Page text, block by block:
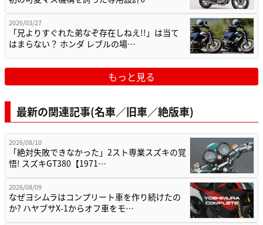
2026/03/27
「兄よりすぐれた弟なぞ存在しねえ!!」は当て
はまらない？ ホンダ レブルの場…
もっと見る
最新の関連記事(名車／旧車／絶版車)
2026/08/10
「絶対失敗できなかった」2スト専業スズキの覚
悟! スズキGT380【1971…
2026/08/09
なぜヨシムラはコンプリート車を作り続けたの
か? ハヤブサX-1からオフ車をモ…